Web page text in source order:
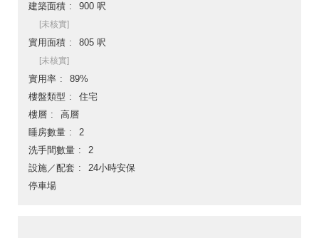
建築面積
900 呎
[未核實]
實用面積 805 呎
[未核實]
實用率
89%
樓盤類型
住宅
樓層
高層
睡房數量
2
洗手間數量
2
設施／配套
24小時安保
停車場